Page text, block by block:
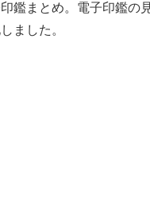
鑑まとめ。電子印鑑の
ました。